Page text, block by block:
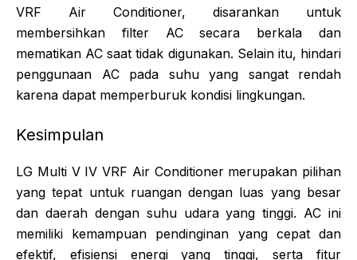
VRF Air Conditioner, disarankan untuk
membersihkan filter AC secara berkala dan
mematikan AC saat tidak digunakan. Selain itu, hindari
penggunaan AC pada suhu yang sangat rendah
karena dapat memperburuk kondisi lingkungan.
Kesimpulan
LG Multi V IV VRF Air Conditioner merupakan pilihan
yang tepat untuk ruangan dengan luas yang besar
dan daerah dengan suhu udara yang tinggi. AC ini
memiliki kemampuan pendinginan yang cepat dan
efektif, efisiensi energi yang tinggi, serta fitur